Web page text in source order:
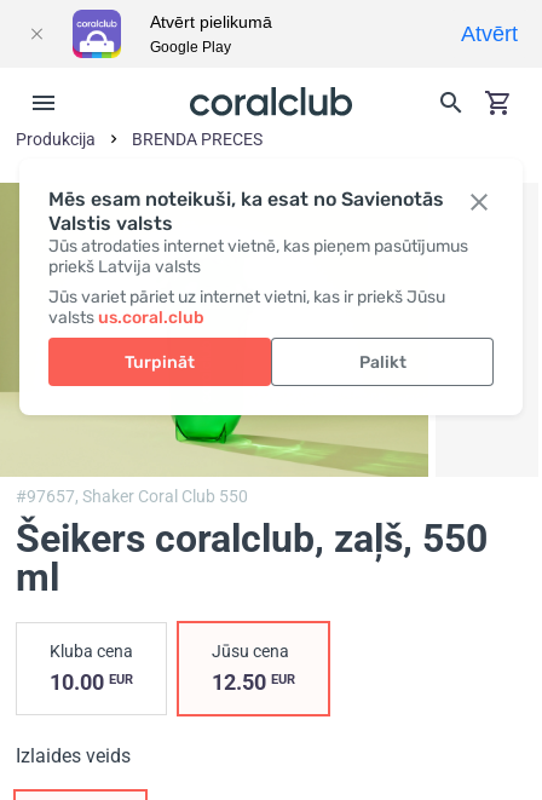
Mēs esam noteikuši, ka esat no Savienotās
Valstis valsts
Jūs atrodaties internet vietnē, kas pieņem pasūtījumus
priekš Latvija valsts
Jūs variet pāriet uz internet vietni, kas ir priekš Jūsu
valstsus.coral.club
Turpināt Palikt
Produkcija BRENDA PRECES
#97657,Shaker Coral Club 550
Šeikers coralclub, zaļš, 550
ml
Kluba cena
10.00 EUR
Jūsu cena
12.50EUR
Izlaides veids
Atvērt pielikumā
Google Play
Atvērt